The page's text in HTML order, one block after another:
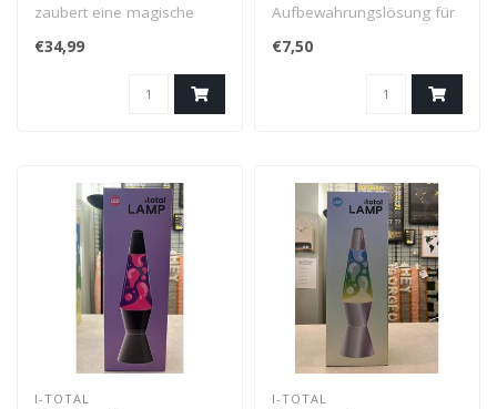
zaubert eine magische
Atmosphäre in jeden
Raum. Die far..
€34,99
Aufbewahrungslösung für
Ordnung in Haus, Garage
oder Au..
€7,50
I-TOTAL I-TOTAL